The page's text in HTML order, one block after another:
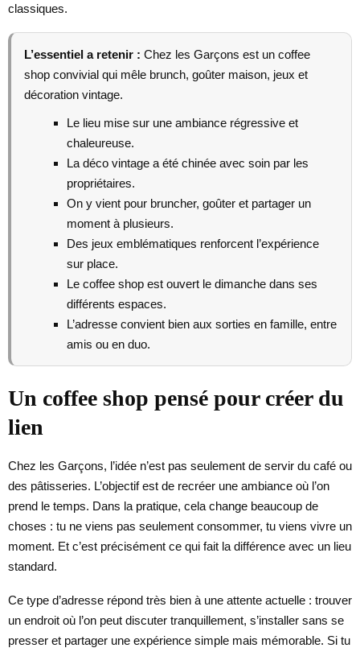
classiques.
L’essentiel a retenir : Chez les Garçons est un coffee
shop convivial qui mêle brunch, goûter maison, jeux et
décoration vintage.
Le lieu mise sur une ambiance régressive et
chaleureuse.
La déco vintage a été chinée avec soin par les
propriétaires.
On y vient pour bruncher, goûter et partager un
moment à plusieurs.
Des jeux emblématiques renforcent l’expérience
sur place.
Le coffee shop est ouvert le dimanche dans ses
différents espaces.
L’adresse convient bien aux sorties en famille, entre
amis ou en duo.
Un coffee shop pensé pour créer du
lien
Chez les Garçons, l’idée n’est pas seulement de servir du café ou
des pâtisseries. L’objectif est de recréer une ambiance où l’on
prend le temps. Dans la pratique, cela change beaucoup de
choses : tu ne viens pas seulement consommer, tu viens vivre un
moment. Et c’est précisément ce qui fait la différence avec un lieu
standard.
Ce type d’adresse répond très bien à une attente actuelle : trouver
un endroit où l’on peut discuter tranquillement, s’installer sans se
presser et partager une expérience simple mais mémorable. Si tu